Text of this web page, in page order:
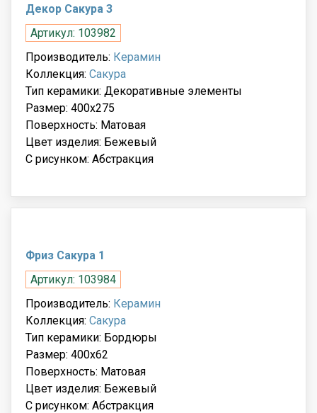
Декор Сакура 3
Артикул: 103982
Производитель: Керамин
Коллекция: Сакура
Тип керамики: Декоративные элементы
Размер: 400x275
Поверхность: Матовая
Цвет изделия: Бежевый
С рисунком: Абстракция
Фриз Сакура 1
Артикул: 103984
Производитель: Керамин
Коллекция: Сакура
Тип керамики: Бордюры
Размер: 400x62
Поверхность: Матовая
Цвет изделия: Бежевый
С рисунком: Абстракция